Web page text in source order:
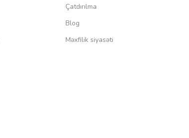
Çatdırılma
Blog
Məxfilik siyasəti